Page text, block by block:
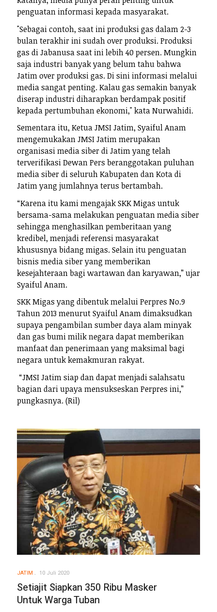
penguatan informasi kepada masyarakat.
"Sebagai contoh, saat ini produksi gas dalam 2-3
bulan terakhir ini sudah over produksi. Produksi
gas di Jabanusa saat ini lebih 40 persen. Mungkin
saja industri banyak yang belum tahu bahwa
Jatim over produksi gas. Di sini informasi melalui
media sangat penting. Kalau gas semakin banyak
diserap industri diharapkan berdampak positif
kepada pertumbuhan ekonomi," kata Nurwahidi.
Sementara itu, Ketua JMSI Jatim, Syaiful Anam
mengemukakan JMSI Jatim merupakan
organisasi media siber di Jatim yang telah
terverifikasi Dewan Pers beranggotakan puluhan
media siber di seluruh Kabupaten dan Kota di
Jatim yang jumlahnya terus bertambah.
“Karena itu kami mengajak SKK Migas untuk
bersama-sama melakukan penguatan media siber
sehingga menghasilkan pemberitaan yang
kredibel, menjadi referensi masyarakat
khususnya bidang migas. Selain itu penguatan
bisnis media siber yang memberikan
kesejahteraan bagi wartawan dan karyawan,” ujar
Syaiful Anam.
SKK Migas yang dibentuk melalui Perpres No.9
Tahun 2013 menurut Syaiful Anam dimaksudkan
supaya pengambilan sumber daya alam minyak
dan gas bumi milik negara dapat memberikan
manfaat dan penerimaan yang maksimal bagi
negara untuk kemakmuran rakyat.
“JMSI Jatim siap dan dapat menjadi salahsatu
bagian dari upaya mensukseskan Perpres ini,”
pungkasnya. (Ril)
JATIM 10 Juli 2020
Setiajit Siapkan 350 Ribu Masker
Untuk Warga Tuban